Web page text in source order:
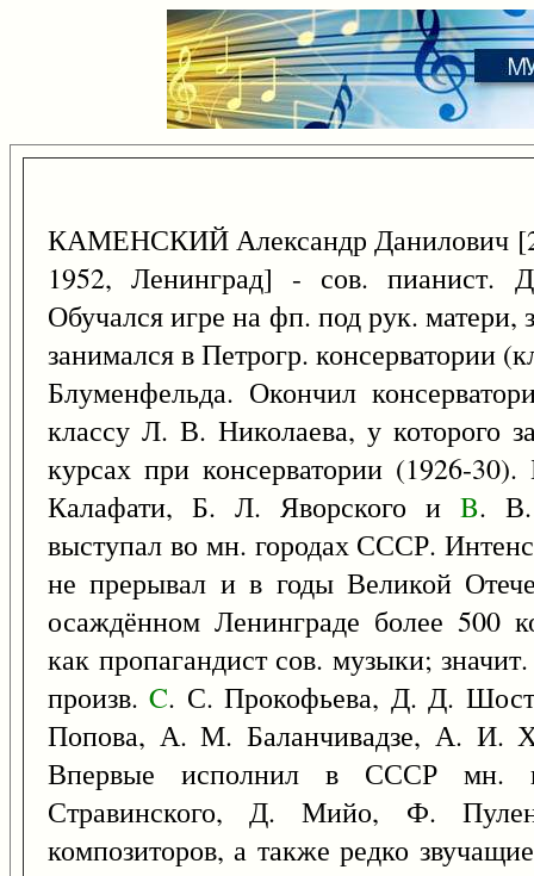
КАМЕНСКИЙ Александр Данилович
1952, Ленинград] - сов. пианист.
Обучался игре на фп. под рук.
занимался в Петрогр. консерватории
Блуменфельда. Окончил
классу Л. В. Николаева, у которого
курсах при консерватории (1926-
Калафати, Б. Л. Яворского и B. В.
выступал во мн. городах СССР.
не прерывал и в годы Великой
осаждённом Ленинграде более 500
как пропагандист сов. музыки;
произв.C. С. Прокофьева, Д. Д.
Попова, А. М. Баланчивадзе, А. И.
Впервые исполнил в СССР
Стравинского, Д. Мийо, Ф.
композиторов, а также редко